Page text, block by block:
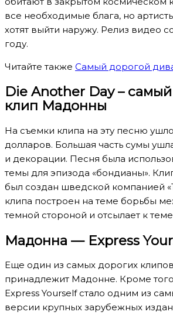
все необходимые блага, но
хотят выйти наружу. Релиз видео
году.
Читайте также Самый дорогой
Die Another Day –
клип Мадонны
На съемки клипа на эту песню
долларов. Большая часть сумы
и декорации. Песня была
темы для эпизода «бондианы».
был создан шведской компанией
клипа построен на теме борьбы
темной стороной и отсылает к
Мадонна — Express
Еще один из самых дорогих
принадлежит Мадонне. Кроме
Express Yourself стало одним из
версии крупных зарубежных